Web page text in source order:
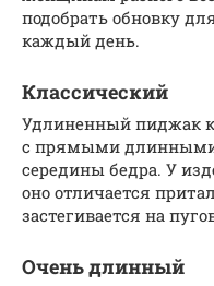
подобрать обновку
каждый день.
Классический
Удлиненный пиджак
с прямыми длинными
середины бедра. У
оно отличается
застегивается на
Очень длинный